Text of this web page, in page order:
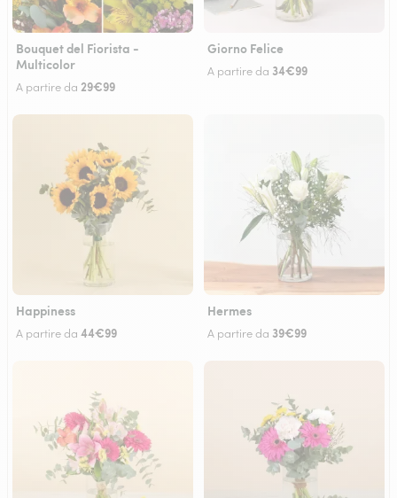
Bouquet del Fiorista -
Multicolor
A partire da 29€99
Giorno Felice
A partire da 34€99
Happiness
A partire da 44€99
Hermes
A partire da 39€99